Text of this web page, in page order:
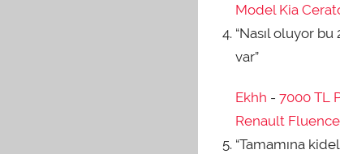
Model Kia
“Nasıl oluyor
var”
Ekhh - 7000 TL
Renault Fluence
“Tamamına